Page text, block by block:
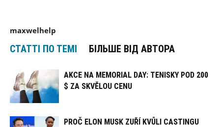
maxwelhelp
СТАТТІ ПО ТЕМІ БІЛЬШЕ ВІД АВТОРА
AKCE NA MEMORIAL DAY: TENISKY POD 200
$ ZA SKVĚLOU CENU
PROČ ELON MUSK ZUŘÍ KVŮLI CASTINGU